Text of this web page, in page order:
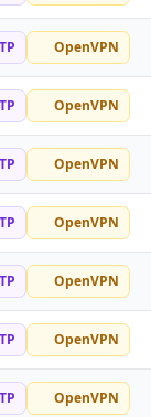
OpenVPN
OpenVPN
OpenVPN
OpenVPN
OpenVPN
OpenVPN
OpenVPN